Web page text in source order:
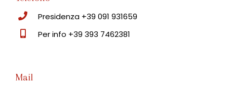
Presidenza +39 091 931659
Per info +39 393 7462381
Mail